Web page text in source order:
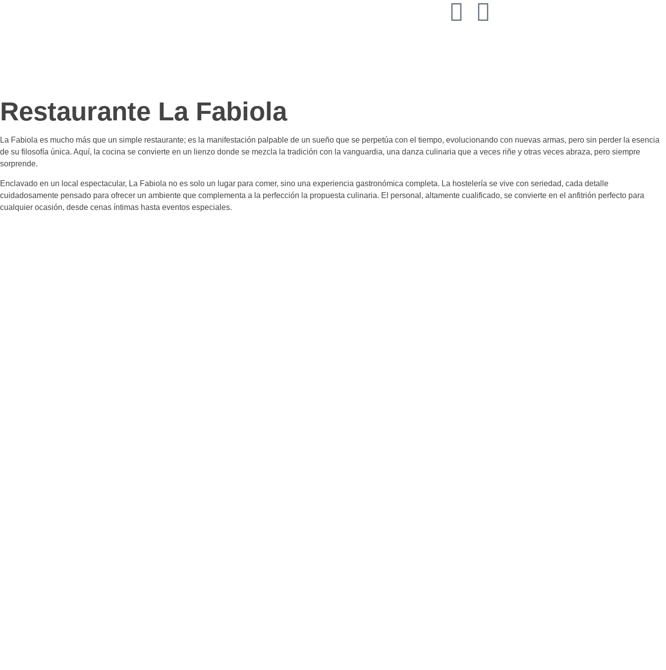
Restaurante La Fabiola
La Fabiola es mucho más que un simple restaurante; es la manifestación palpable de un sueño que se perpetúa con el tiempo, evolucionando con nuevas armas, pero sin perder la esencia
de su filosofía única. Aquí, la cocina se convierte en un lienzo donde se mezcla la tradición con la vanguardia, una danza culinaria que a veces riñe y otras veces abraza, pero siempre
sorprende.
Enclavado en un local espectacular, La Fabiola no es solo un lugar para comer, sino una experiencia gastronómica completa. La hostelería se vive con seriedad, cada detalle
cuidadosamente pensado para ofrecer un ambiente que complementa a la perfección la propuesta culinaria. El personal, altamente cualificado, se convierte en el anfitrión perfecto para
cualquier ocasión, desde cenas íntimas hasta eventos especiales.